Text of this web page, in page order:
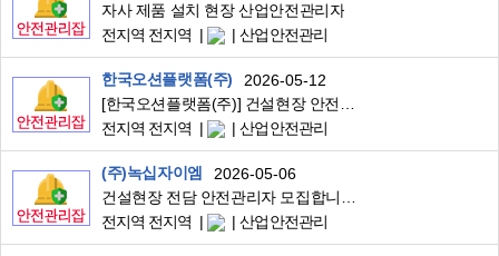
자사 제품 설치 현장 산업안전관리자
전지역 전지역
산업안전관리
한국오션플랫폼(주)
2026-05-12
전지역 전지역
산업안전관리
(주)녹십자이엠
2026-05-06
전지역 전지역
산업안전관리